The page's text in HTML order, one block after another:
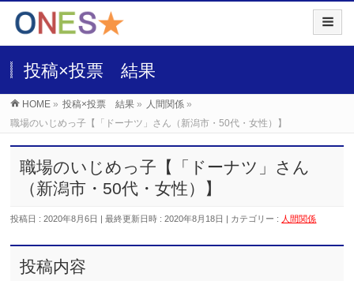
投稿×投票 結果
HOME » 投稿×投票 結果 » 人間関係 »
職場のいじめっ子【「ドーナツ」さん（新潟市・50代・女性）】
職場のいじめっ子【「ドーナツ」さん
（新潟市・50代・女性）】
投稿日 : 2020年8月6日 最終更新日時 : 2020年8月18日 カテゴリー : 人間関係
投稿内容